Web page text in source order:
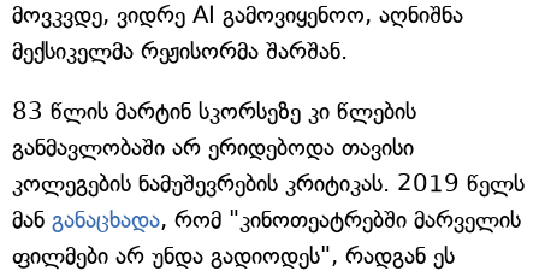
მოვკვდე, ვიდრე AI გამოვიყენოო, აღნიშნა
მექსიკელმა რეჟისორმა შარშან.
83 წლის მარტინ სკორსეზე კი წლების
განმავლობაში არ ერიდებოდა თავისი
კოლეგების ნამუშევრების კრიტიკას. 2019 წელს
მან განაცხადა, რომ "კინოთეატრებში მარველის
ფილმები არ უნდა გადიოდეს", რადგან ეს